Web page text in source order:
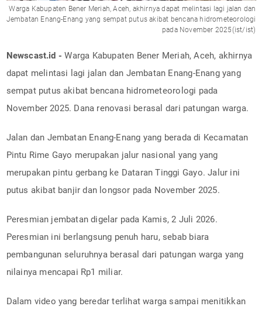
Warga Kabupaten Bener Meriah, Aceh, akhirnya dapat melintasi lagi jalan dan
Jembatan Enang-Enang yang sempat putus akibat bencana hidrometeorologi
pada November 2025(ist/ist)
Newscast.id - Warga Kabupaten Bener Meriah, Aceh, akhirnya
dapat melintasi lagi jalan dan Jembatan Enang-Enang yang
sempat putus akibat bencana hidrometeorologi pada
November 2025. Dana renovasi berasal dari patungan warga.
Jalan dan Jembatan Enang-Enang yang berada di Kecamatan
Pintu Rime Gayo merupakan jalur nasional yang yang
merupakan pintu gerbang ke Dataran Tinggi Gayo. Jalur ini
putus akibat banjir dan longsor pada November 2025.
Peresmian jembatan digelar pada Kamis, 2 Juli 2026.
Peresmian ini berlangsung penuh haru, sebab biara
pembangunan seluruhnya berasal dari patungan warga yang
nilainya mencapai Rp1 miliar.
Dalam video yang beredar terlihat warga sampai menitikkan